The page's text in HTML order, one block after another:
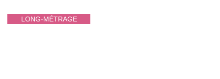
LONG-MÉTRAGE